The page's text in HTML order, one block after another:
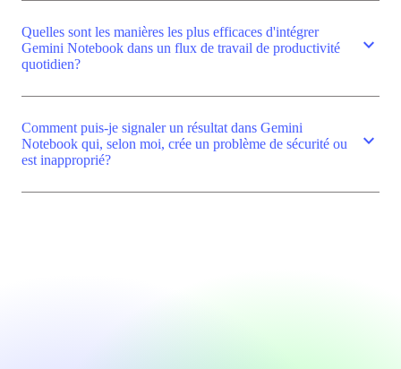
Quelles sont les manières les plus efficaces d'intégrer
Gemini Notebook dans un flux de travail de productivité
quotidien?
expand_more
Comment puis-je signaler un résultat dans Gemini
Notebook qui, selon moi, crée un problème de sécurité ou
est inapproprié?
expand_more